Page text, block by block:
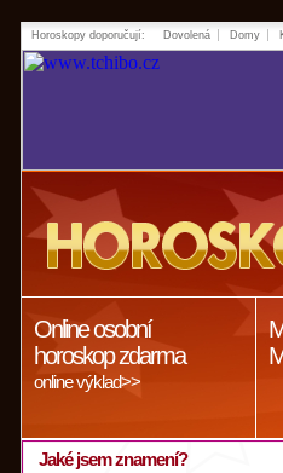
Horoskopy doporučují: Dovolená Domy
Online osobní
horoskop zdarma
online výklad>>
Jaké jsem znamení?